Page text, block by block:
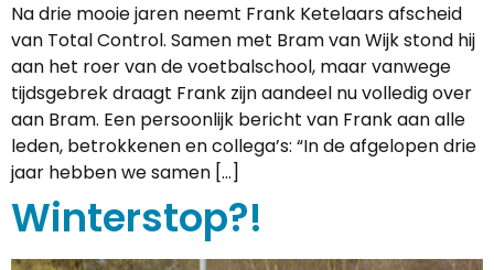
Na drie mooie jaren neemt Frank Ketelaars afscheid
van Total Control. Samen met Bram van Wijk stond hij
aan het roer van de voetbalschool, maar vanwege
tijdsgebrek draagt Frank zijn aandeel nu volledig over
aan Bram. Een persoonlijk bericht van Frank aan alle
leden, betrokkenen en collega’s: “In de afgelopen drie
jaar hebben we samen […]
Winterstop?!